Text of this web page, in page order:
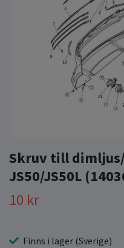
Skruv till
JS50/JS50L
10 kr
Finns i lager (Sverige)